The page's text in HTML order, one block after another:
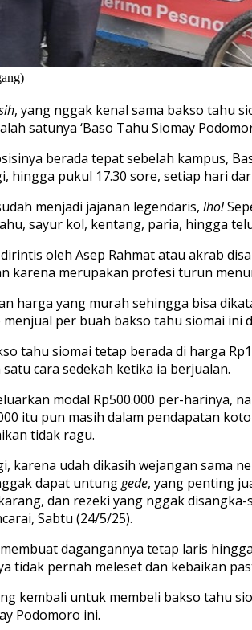
, yang nggak kenal sama bakso tahu
satunya ‘Baso Tahu Siomay
berada tepat sebelah kampus,
hingga pukul 17.30 sore, setiap hari
menjadi jajanan legendaris, lho!
sayur kol, kentang, paria, hingga
oleh Asep Rahmat atau akrab
karena merupakan profesi turun
harga yang murah sehingga bisa
menjual per buah bakso tahu siomai ini
tahu siomai tetap berada di harga
cara sedekah ketika ia berjualan.
modal Rp500.000 per-harinya,
itu pun masih dalam pendapatan
tidak ragu.
karena udah dikasih wejangan sama
dapat untunggede, yang penting
dan rezeki yang nggak
Sabtu (24/5/25).
dagangannya tetap laris
tidak pernah meleset dan kebaikan
kembali untuk membeli bakso tahu
Podomoro ini.